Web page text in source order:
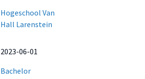
Hogeschool Van
Hall Larenstein
2023-06-01
Bachelor